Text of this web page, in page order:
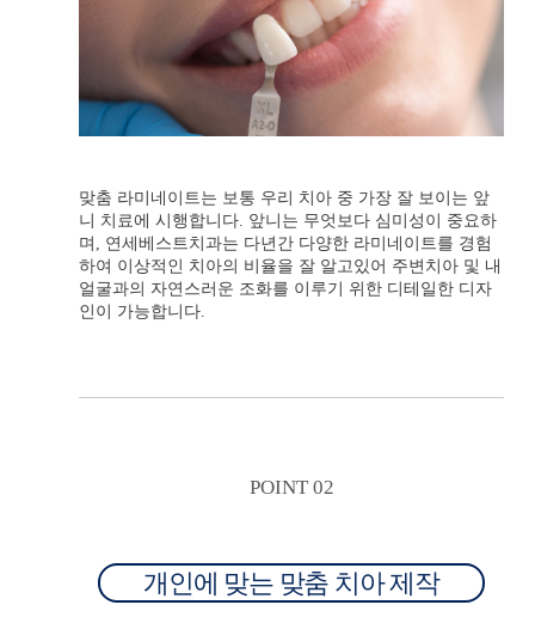
맞춤 라미네이트는 보통 우리 치아 중 가장 잘 보이는 앞
니 치료에 시행합니다. 앞니는 무엇보다 심미성이 중요하
며, 연세베스트치과는 다년간 다양한 라미네이트를 경험
하여 이상적인 치아의 비율을 잘 알고있어 주변치아 및 내
얼굴과의 자연스러운 조화를 이루기 위한 디테일한 디자
인이 가능합니다.
POINT 02
개인에 맞는 맞춤 치아 제작